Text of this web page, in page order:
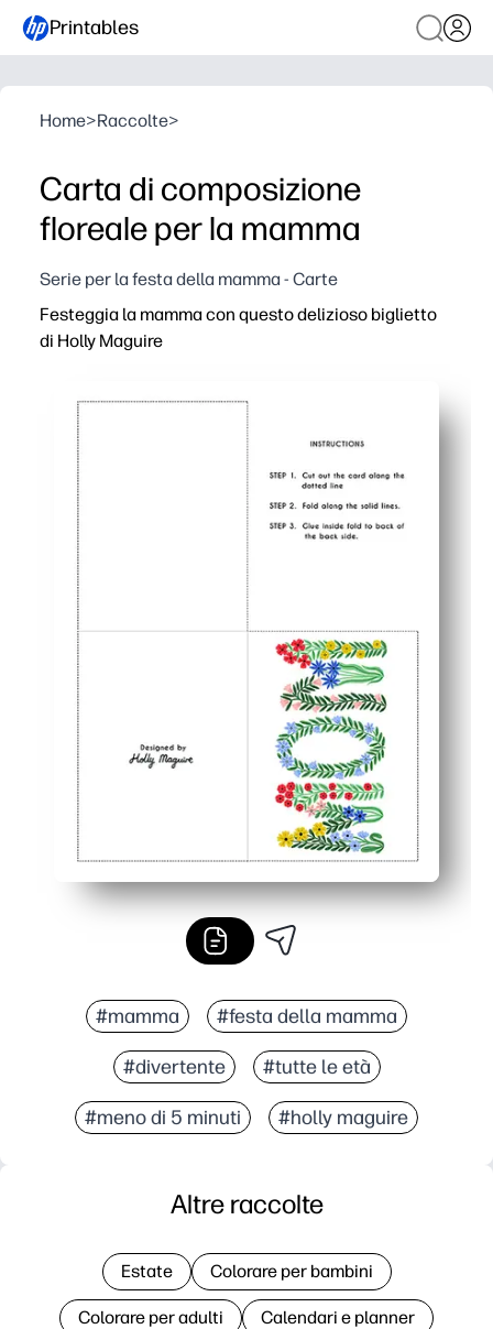
Printables
Home>Raccolte>
Carta di composizione
floreale per la mamma
Serie per la festa della mamma - Carte
Festeggia la mamma con questo delizioso biglietto
di Holly Maguire
La copertina disegnata da un artista rende il tuo
Interno bianco per poterlo personalizzare: i bambini
Stampa in modo pulito su carta da lettere o A4 con
#mamma #festa della mamma
#divertente #tutte le età
#meno di 5 minuti #holly maguire
Altre raccolte
Estate Colorare per bambini
Colorare per adulti Calendari e planner